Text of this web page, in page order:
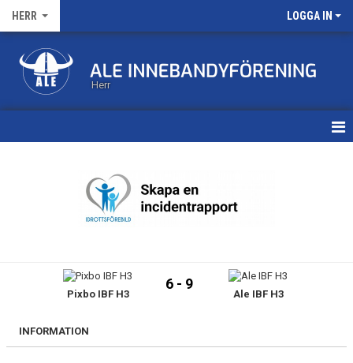
HERR LOGGA IN
Herr
BILDGALLERI
DOKUMENT
Pixbo IBF H3
6 - 9
Ale IBF H3
INFORMATION